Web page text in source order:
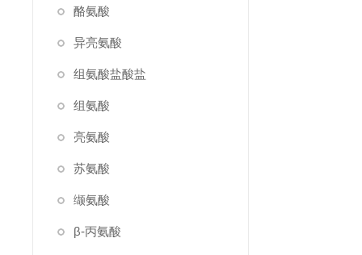
酪氨酸
异亮氨酸
组氨酸盐酸盐
组氨酸
亮氨酸
苏氨酸
缬氨酸
β-丙氨酸